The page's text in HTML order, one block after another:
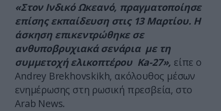
«Στον Ινδικό Ωκεανό, πραγματοποίησε
επίσης εκπαίδευση στις 13 Μαρτίου. Η
άσκηση επικεντρώθηκε σε
ανθυποβρυχιακά σενάρια με τη
συμμετοχή ελικοπτέρου Ka-27», είπε ο
Andrey Brekhovskikh, ακόλουθος μέσων
ενημέρωσης στη ρωσική πρεσβεία, στο
Arab News.